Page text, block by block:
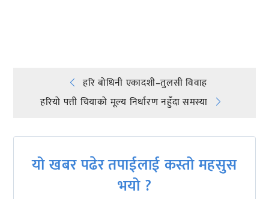
Post
navigation
हरि बोधिनी एकादशी–तुलसी विवाह
हरियो पत्ती चियाको मूल्य निर्धारण नहुँदा समस्या
यो खबर पढेर तपाईलाई कस्तो महसुस
भयो ?